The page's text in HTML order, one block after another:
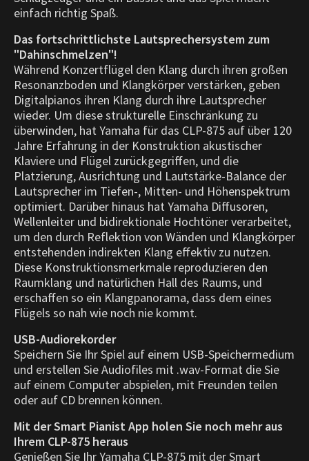
einfach richtig Spaß.
Das fortschrittlichste Lautsprechersystem zum
"Dahinschmelzen"!
Während Konzertflügel den Klang durch ihren großen
Resonanzboden und Klangkörper verstärken, geben
Digitalpianos ihren Klang durch ihre Lautsprecher
wieder. Um diese strukturelle Einschränkung zu
überwinden, hat Yamaha für das CLP-875 auf über 120
Jahre Erfahrung in der Konstruktion akustischer
Klaviere und Flügel zurückgegriffen, und die
Platzierung, Ausrichtung und Lautstärke-Balance der
Lautsprecher im Tiefen-, Mitten- und Höhenspektrum
optimiert. Darüber hinaus hat Yamaha Diffusoren,
Wellenleiter und bidirektionale Hochtöner verarbeitet,
um den durch Reflektion von Wänden und Klangkörper
entstehenden indirekten Klang effektiv zu nutzen.
Diese Konstruktionsmerkmale reproduzieren den
Raumklang und natürlichen Hall des Raums, und
erschaffen so ein Klangpanorama, dass dem eines
Flügels so nah wie noch nie kommt.
USB-Audiorekorder
Speichern Sie Ihr Spiel auf einem USB-Speichermedium
und erstellen Sie Audiofiles mit .wav-Format die Sie
auf einem Computer abspielen, mit Freunden teilen
oder auf CD brennen können.
Mit der Smart Pianist App holen Sie noch mehr aus
Ihrem CLP-875 heraus
Genießen Sie Ihr Yamaha CLP-875 mit der Smart